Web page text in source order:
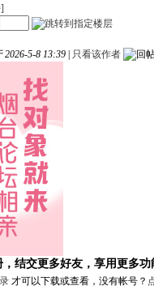
2026-5-8 13:39
只看该作者
，结交更多好友，享用更多
才可以下载或查看，没有帐号？